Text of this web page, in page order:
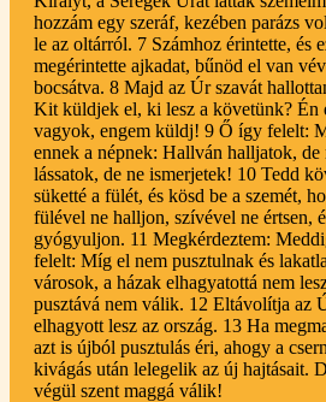
hozzám egy szeráf, kezében parázs
le az oltárról. 7 Számhoz érintette, és
megérintette ajkadat, bűnöd el van
bocsátva. 8 Majd az Úr szavát
Kit küldjek el, ki lesz a követünk? Én
vagyok, engem küldj! 9 Ő így felelt:
ennek a népnek: Hallván halljatok, de
lássatok, de ne ismerjetek! 10 Tedd
süketté a fülét, és kösd be a szemét,
fülével ne halljon, szívével ne értsen,
gyógyuljon. 11 Megkérdeztem:
felelt: Míg el nem pusztulnak és
városok, a házak elhagyatottá nem
pusztává nem válik. 12 Eltávolítja az
elhagyott lesz az ország. 13 Ha
azt is újból pusztulás éri, ahogy a
kivágás után lelegelik az új hajtásait.
végül szent maggá válik!